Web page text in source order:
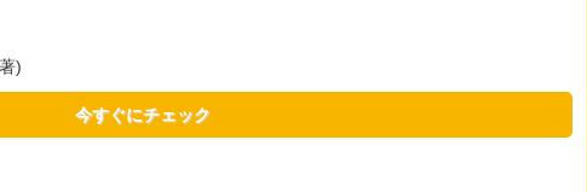
)
今すぐにチェック